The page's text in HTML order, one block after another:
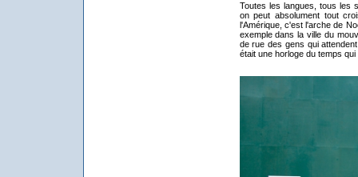
Toutes les langues, tous les
on peut absolument tout
l'Amérique, c'est l'arche de
exemple dans la ville du
de rue des gens qui
était une horloge du temps